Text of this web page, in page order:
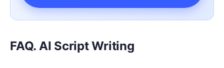
FAQ. AI Script Writing